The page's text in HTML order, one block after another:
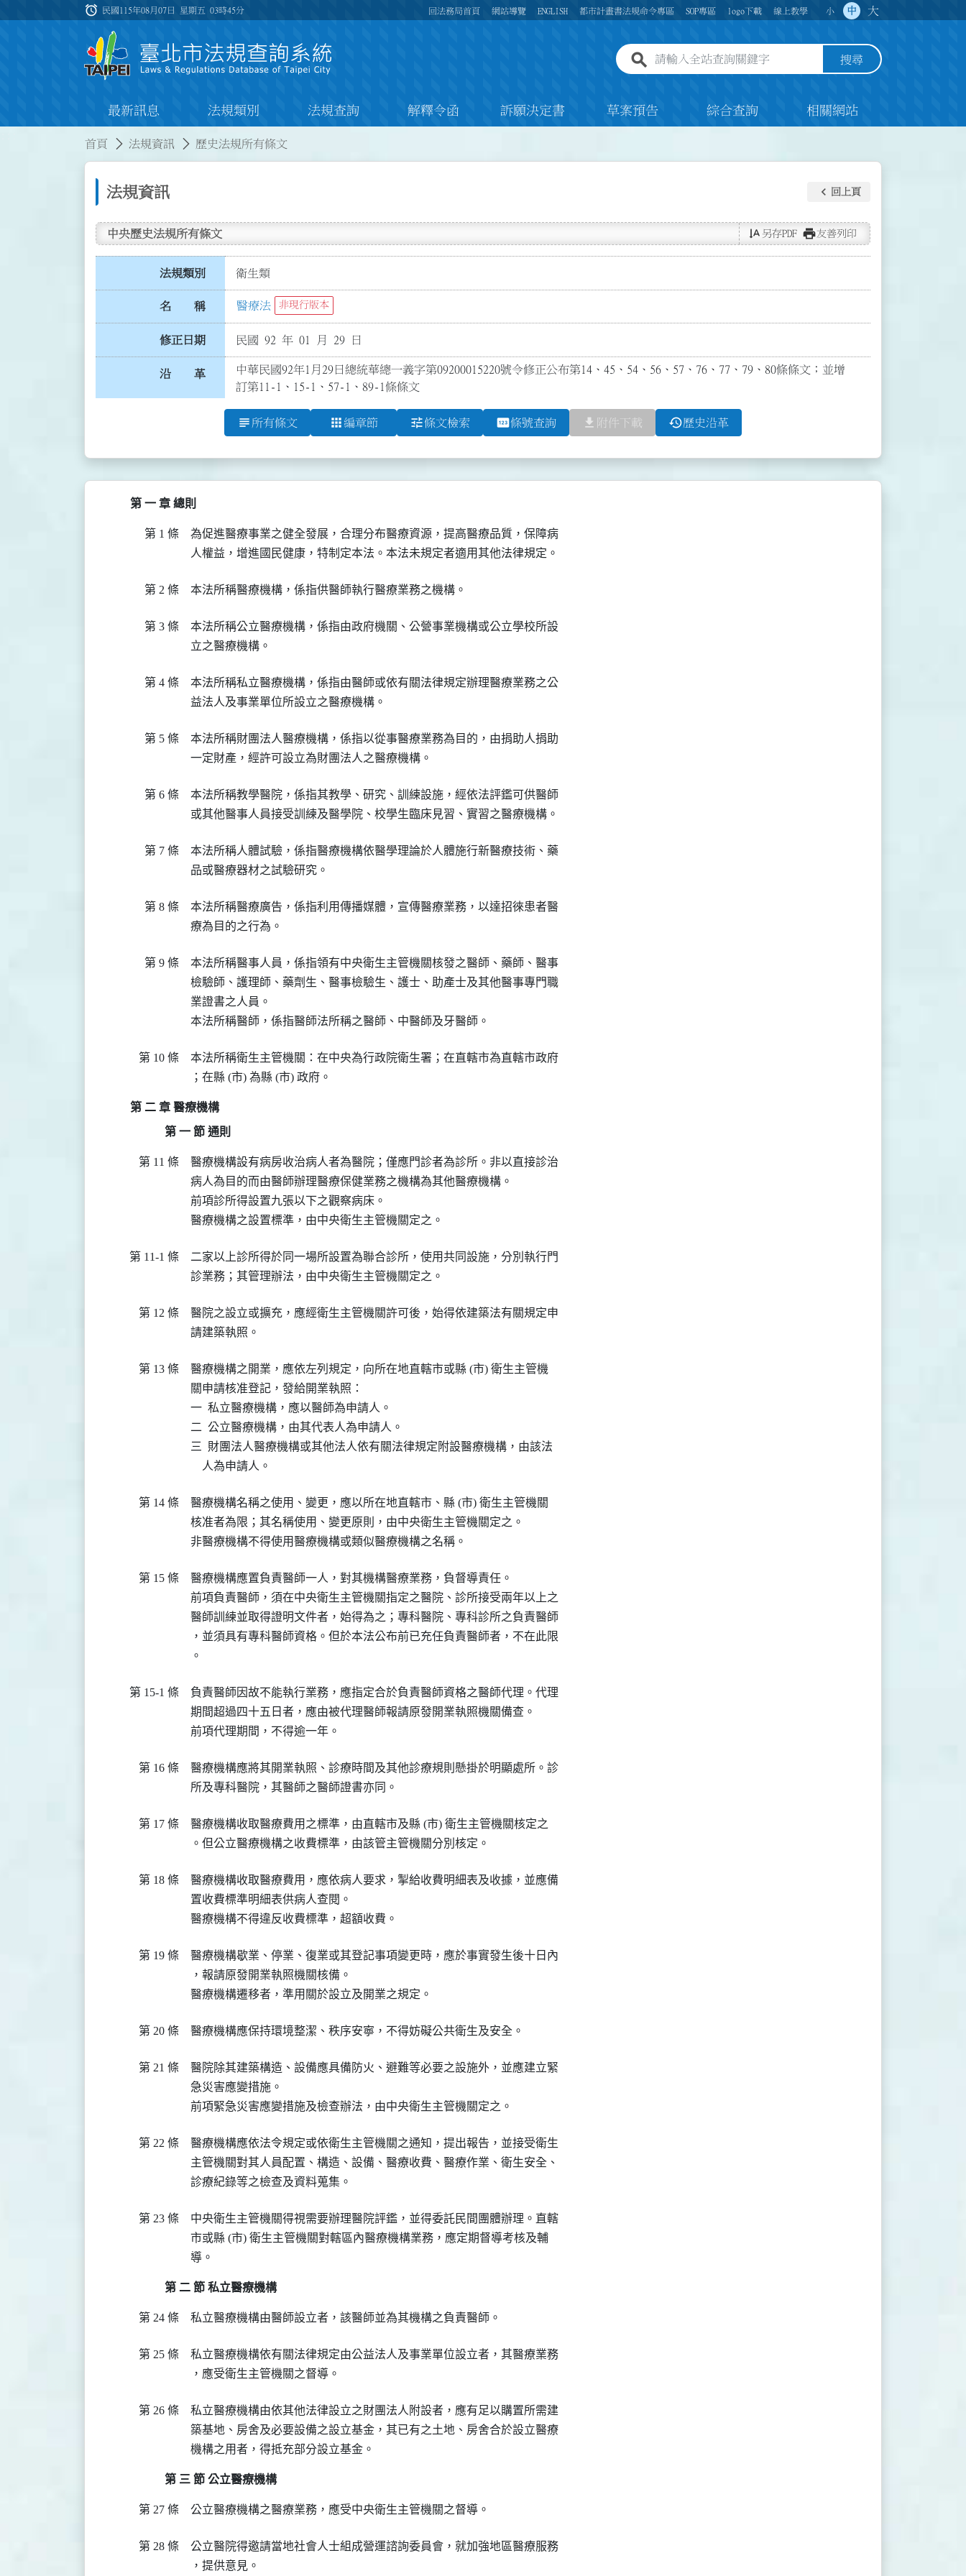
:::
alarm 民國115年08月07日 星期五03時45分 回法務局首頁 網站導覽 ENGLISH 都市計畫書法規命令專區 SOP專區 logo下載 線上教學 小 中 大
全站查詢關鍵字欄位 搜尋
最新訊息 法規類別 法規查詢 解釋令函 訴願決定書 草案預告 綜合查詢 相關網站
首頁 法規資訊 歷史法規所有條文
法規資訊 keyboard_arrow_left 回上頁
中央歷史法規所有條文 text_rotate_vertical 另存PDF print友善列印
法規類別 衛生類
名 稱 醫療法 非現行版本
修正日期 民國 92 年 01 月 29 日
沿 革
中華民國92年1月29日總統華總一義字第09200015220號令修正公布第14、45、54、56、57、76、77、79、80條條文；並增
訂第11-1、15-1、57-1、89-1條條文
subject 所有條文 apps 編章節 tune條文檢索 pin條號查詢 file_download 附件下載 history歷史沿革
第 一 章 總則
第 1 條
為促進醫療事業之健全發展，合理分布醫療資源，提高醫療品質，保障病
人權益，增進國民健康，特制定本法。本法未規定者適用其他法律規定。
第 2 條 本法所稱醫療機構，係指供醫師執行醫療業務之機構。
第 3 條
本法所稱公立醫療機構，係指由政府機關、公營事業機構或公立學校所設
立之醫療機構。
第 4 條
本法所稱私立醫療機構，係指由醫師或依有關法律規定辦理醫療業務之公
益法人及事業單位所設立之醫療機構。
第 5 條
本法所稱財團法人醫療機構，係指以從事醫療業務為目的，由捐助人捐助
一定財產，經許可設立為財團法人之醫療機構。
第 6 條
本法所稱教學醫院，係指其教學、研究、訓練設施，經依法評鑑可供醫師
或其他醫事人員接受訓練及醫學院、校學生臨床見習、實習之醫療機構。
第 7 條
本法所稱人體試驗，係指醫療機構依醫學理論於人體施行新醫療技術、藥
品或醫療器材之試驗研究。
第 8 條
本法所稱醫療廣告，係指利用傳播媒體，宣傳醫療業務，以達招徠患者醫
療為目的之行為。
第 9 條
本法所稱醫事人員，係指領有中央衛生主管機關核發之醫師、藥師、醫事
檢驗師、護理師、藥劑生、醫事檢驗生、護士、助產士及其他醫事專門職
業證書之人員。
本法所稱醫師，係指醫師法所稱之醫師、中醫師及牙醫師。
第 10 條
本法所稱衛生主管機關：在中央為行政院衛生署；在直轄市為直轄市政府
；在縣 (市) 為縣 (市) 政府。
第 二 章 醫療機構
第 一 節 通則
第 11 條
醫療機構設有病房收治病人者為醫院；僅應門診者為診所。非以直接診治
病人為目的而由醫師辦理醫療保健業務之機構為其他醫療機構。
前項診所得設置九張以下之觀察病床。
醫療機構之設置標準，由中央衛生主管機關定之。
第 11-1 條
二家以上診所得於同一場所設置為聯合診所，使用共同設施，分別執行門
第 12 條
醫院之設立或擴充，應經衛生主管機關許可後，始得依建築法有關規定申
請建築執照。
第 13 條
醫療機構之開業，應依左列規定，向所在地直轄市或縣 (市) 衛生主管機
關申請核准登記，發給開業執照：
一  私立醫療機構，應以醫師為申請人。
二  公立醫療機構，由其代表人為申請人。
三  財團法人醫療機構或其他法人依有關法律規定附設醫療機構，由該法
    人為申請人。
第 14 條
醫療機構名稱之使用、變更，應以所在地直轄市、縣 (市) 衛生主管機關
核准者為限；其名稱使用、變更原則，由中央衛生主管機關定之。
第 15 條
醫療機構應置負責醫師一人，對其機構醫療業務，負督導責任。
前項負責醫師，須在中央衛生主管機關指定之醫院、診所接受兩年以上之
醫師訓練並取得證明文件者，始得為之；專科醫院、專科診所之負責醫師
，並須具有專科醫師資格。但於本法公布前已充任負責醫師者，不在此限
。
第 15-1 條
負責醫師因故不能執行業務，應指定合於負責醫師資格之醫師代理。代理
期間超過四十五日者，應由被代理醫師報請原發開業執照機關備查。
第 16 條
醫療機構應將其開業執照、診療時間及其他診療規則懸掛於明顯處所。診
所及專科醫院，其醫師之醫師證書亦同。
第 17 條
醫療機構收取醫療費用之標準，由直轄市及縣 (市) 衛生主管機關核定之
。但公立醫療機構之收費標準，由該管主管機關分別核定。
第 18 條
醫療機構收取醫療費用，應依病人要求，掣給收費明細表及收據，並應備
置收費標準明細表供病人查閱。
醫療機構不得違反收費標準，超額收費。
第 19 條
醫療機構歇業、停業、復業或其登記事項變更時，應於事實發生後十日內
，報請原發開業執照機關核備。
醫療機構遷移者，準用關於設立及開業之規定。
第 20 條 醫療機構應保持環境整潔、秩序安寧，不得妨礙公共衛生及安全。
第 21 條
醫院除其建築構造、設備應具備防火、避難等必要之設施外，並應建立緊
急災害應變措施。
前項緊急災害應變措施及檢查辦法，由中央衛生主管機關定之。
第 22 條
醫療機構應依法令規定或依衛生主管機關之通知，提出報告，並接受衛生
主管機關對其人員配置、構造、設備、醫療收費、醫療作業、衛生安全、
診療紀錄等之檢查及資料蒐集。
第 23 條
中央衛生主管機關得視需要辦理醫院評鑑，並得委託民間團體辦理。直轄
市或縣 (市) 衛生主管機關對轄區內醫療機構業務，應定期督導考核及輔
導。
第 二 節 私立醫療機構
第 24 條 私立醫療機構由醫師設立者，該醫師並為其機構之負責醫師。
第 25 條
私立醫療機構依有關法律規定由公益法人及事業單位設立者，其醫療業務
，應受衛生主管機關之督導。
第 26 條
私立醫療機構由依其他法律設立之財團法人附設者，應有足以購置所需建
築基地、房舍及必要設備之設立基金，其已有之土地、房舍合於設立醫療
機構之用者，得抵充部分設立基金。
第 三 節 公立醫療機構
第 27 條 公立醫療機構之醫療業務，應受中央衛生主管機關之督導。
第 28 條
公立醫院得邀請當地社會人士組成營運諮詢委員會，就加強地區醫療服務
，提供意見。